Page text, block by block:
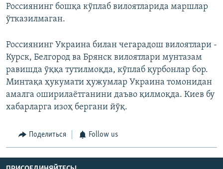
Россиянинг бошқа кўплаб вилоятларида маршлар
ўтказилмаган.
Россиянинг Украина билан чегарадош вилоятлари -
Курск, Белгород ва Брянск вилоятлари мунтазам
равишда ўққа тутилмоқда, кўплаб қурбонлар бор.
Минтақа ҳукумати ҳужумлар Украина томонидан
амалга оширилаётганини даъво қилмоқда. Киев бу
хабарларга изоҳ бергани йўқ.
Поделиться Follow us